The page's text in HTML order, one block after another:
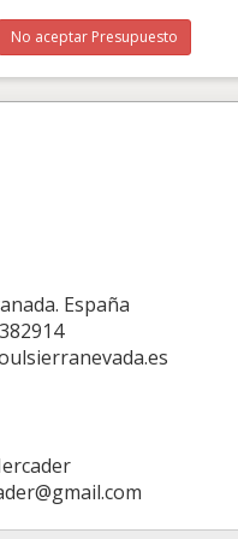
No aceptar Presupuesto
España